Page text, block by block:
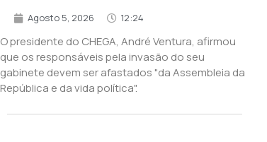
Agosto 5, 2026 12:24
O presidente do CHEGA, André Ventura, afirmou
que os responsáveis pela invasão do seu
gabinete devem ser afastados "da Assembleia da
República e da vida política".